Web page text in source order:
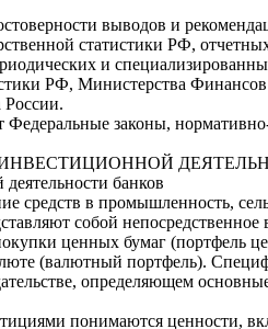
выводов и
статистики РФ,
и
РФ, Министерства
России.
Федеральные законы,
банков
средств в промышленность,
собой непосредственное
ценных бумаг (портфель
(валютный портфель).
определяющем
понимаются ценности,